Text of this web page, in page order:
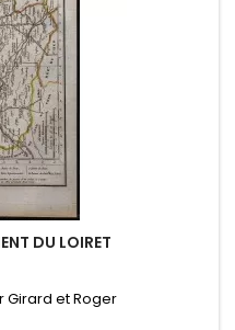
DU LOIRET
et Roger